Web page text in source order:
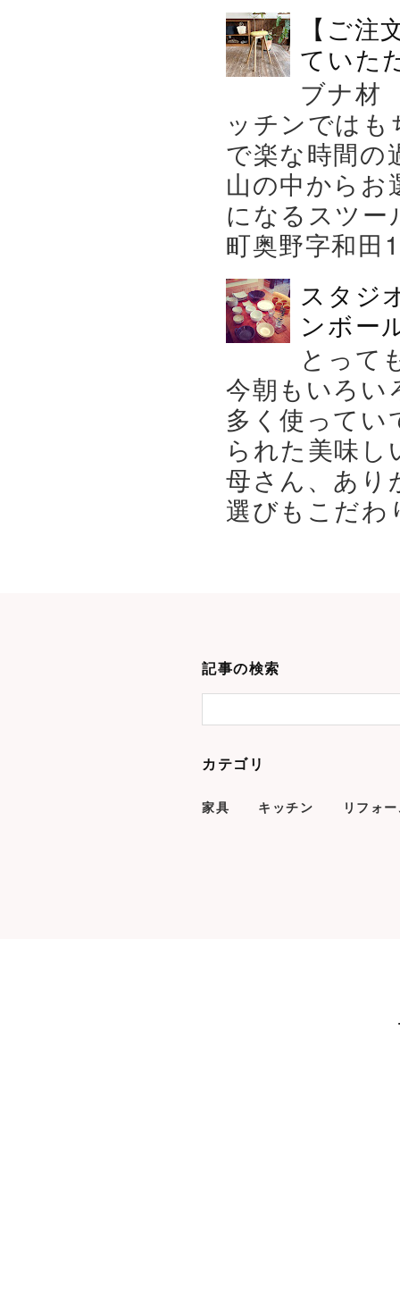
【ご
ていた
ブナ材
ッチンでは
で楽な時間の
山の中から
になるスツー
町奥野字和
スタジ
ンボー
とって
今朝もいろい
多く使ってい
られた美味
母さん、あり
選びもこだ
記事の検索
カテゴリ
家具 キッチン リフォ